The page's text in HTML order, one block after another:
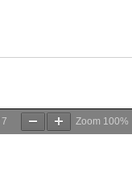
7 Zoom 100%